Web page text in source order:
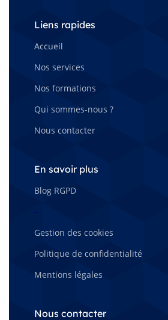
Liens rapides
Accueil
Nos services
Nos formations
Qui sommes-nous ?
Nous contacter
En savoir plus
Blog RGPD
–
Gestion des cookies
Politique de confidentialité
Mentions légales
Nous contacter